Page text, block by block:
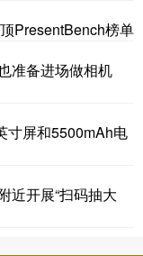
PresentBench榜单
准备进场做相机
寸屏和5500mAh电
近开展“扫码抽大